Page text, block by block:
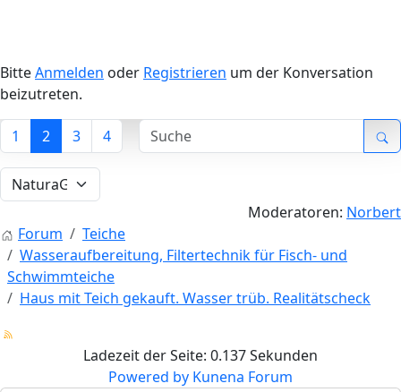
BitteAnmelden oder Registrieren um der Konversation
beizutreten.
1 2 3 4
Moderatoren: Norbert
Forum
Teiche
Wasseraufbereitung, Filtertechnik für Fisch- und
Schwimmteiche
Haus mit Teich gekauft. Wasser trüb. Realitätscheck
Ladezeit der Seite: 0.137 Sekunden
Powered by Kunena Forum